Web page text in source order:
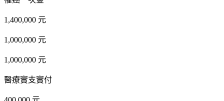
1,400,000 元
1,000,000 元
1,000,000 元
醫療實支實付